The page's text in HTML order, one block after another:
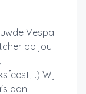
Vespa
op jou
Wij
aan